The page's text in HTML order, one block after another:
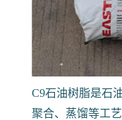
C9石油树脂是石
聚合、蒸馏等工